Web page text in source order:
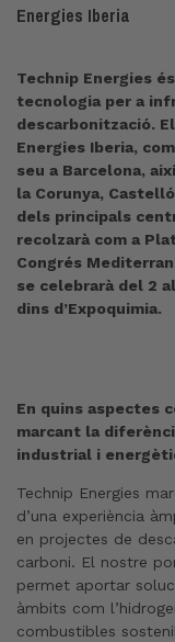
Energies Iberia
Technip Energies
tecnologia per a
descarbonització.
Energies Iberia,
seu a Barcelona,
la Corunya,
dels principals
recolzarà com a
Congrés
se celebrarà del 2
dins d’Expoquimia.
En quins aspectes
marcant la
industrial i
Technip Energies
d’una experiència
en projectes de
carboni. El nostre
permet aportar
àmbits com
combustibles